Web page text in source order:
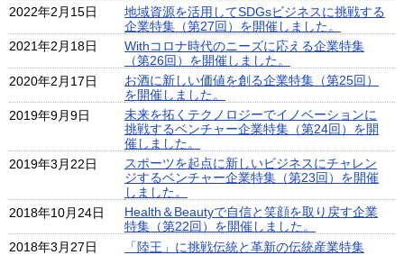
2022年2月15日
地域資源を活用してSDGsビジネスに挑戦する
企業特集（第27回）を開催しました。
2021年2月18日
Withコロナ時代のニーズに応える企業特集
（第26回）を開催しました。
2020年2月17日
お酒に新しい価値を創る企業特集（第25回）
を開催しました。
2019年9月9日
未来を拓くテクノロジーでイノベーションに
挑戦するベンチャー企業特集（第24回）を開
催しました。
2019年3月22日
スポーツを起点に新しいビジネスにチャレン
ジするベンチャー企業特集（第23回）を開催
しました。
2018年10月24日
Health＆Beautyで自信と笑顔を取り戻す企業
特集（第22回）を開催しました。
2018年3月27日
「陸王」に挑戦伝統と革新の伝統産業特集